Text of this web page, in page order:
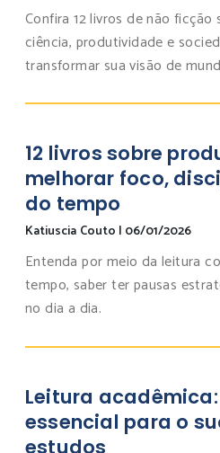
Confira 12 livros de não
ciência, produtividade e
transformar sua visão de
12 livros sobre
melhorar foco,
do tempo
Katiuscia Couto | 06/01/2026
Entenda por meio da leitura
tempo, saber ter pausas
no dia a dia.
Leitura
essencial para o
estudos